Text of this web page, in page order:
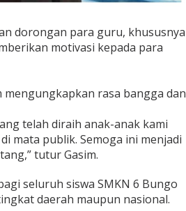
dorongan para guru, khususnya
motivasi kepada para
mengungkapkan rasa bangga dan
telah diraih anak-anak kami
mata publik. Semoga ini menjadi
tutur Gasim.
seluruh siswa SMKN 6 Bungo
daerah maupun nasional.
Tim Sayap Pejuang Siliwangi
Jumiwan Aguza – Maidani